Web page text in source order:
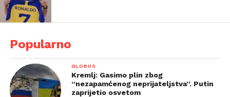
Popularno
GLOBUS
Kremlj: Gasimo plin zbog
“nezapamćenog neprijateljstva”. Putin
zaprijetio osvetom